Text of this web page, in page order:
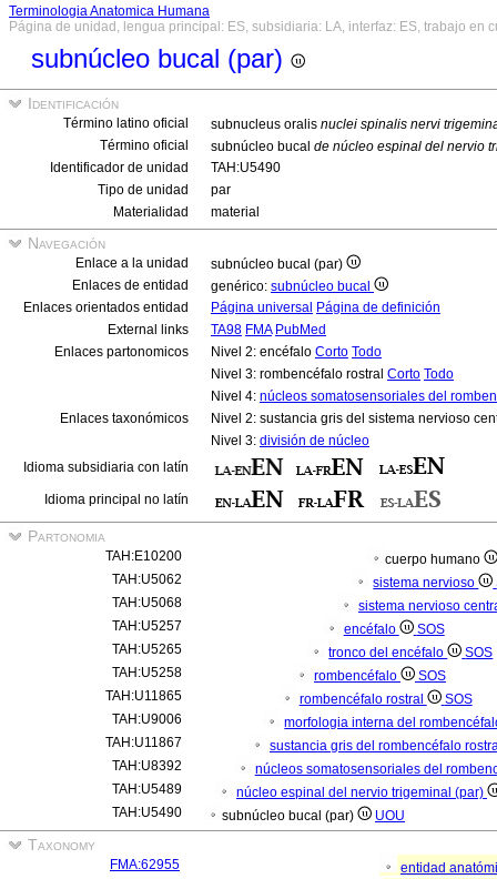
Terminologia Anatomica Humana
Página de unidad, lengua principal: ES, subsidiaria: LA, interfaz: ES, trabajo en
subnúcleo bucal (par)
Identificación
Término latino oficial subnucleus oralis nuclei spinalis nervi
Término oficial
subnúcleo bucal de núcleo espinal del nervio
Identificador de unidad
TAH:U5490
Tipo de unidad
par
Materialidad
material
Navegación
Enlace a la unidad
subnúcleo bucal (par)
Enlaces de entidad
genérico: subnúcleo bucal
Enlaces orientados entidad
Página universal Página de definición
External links
TA98 FMA PubMed
Enlaces partonomicos
Nivel 2: encéfalo Corto Todo
Nivel 3: rombencéfalo rostral Corto Todo
Nivel 4: núcleos somatosensoriales del
Enlaces taxonómicos
Nivel 2: sustancia gris del sistema nervioso
Nivel 3: división de núcleo
Idioma subsidiaria con latín
Idioma principal no latín
Partonomia
TAH:E10200
cuerpo humano
TAH:U5062
sistema nervioso
TAH:U5068
sistema nervioso
TAH:U5257
encéfalo
SOS
TAH:U5265
tronco del encéfalo
SOS
TAH:U5258
rombencéfalo
SOS
TAH:U11865
rombencéfalo rostral
SOS
TAH:U9006
morfologia interna del
TAH:U11867
sustancia gris del rombencéfalo
TAH:U8392
núcleos somatosensoriales del
TAH:U5489
núcleo espinal del nervio trigeminal (par)
TAH:U5490
subnúcleo bucal (par) UOU
Taxonomy
FMA:62955
entidad